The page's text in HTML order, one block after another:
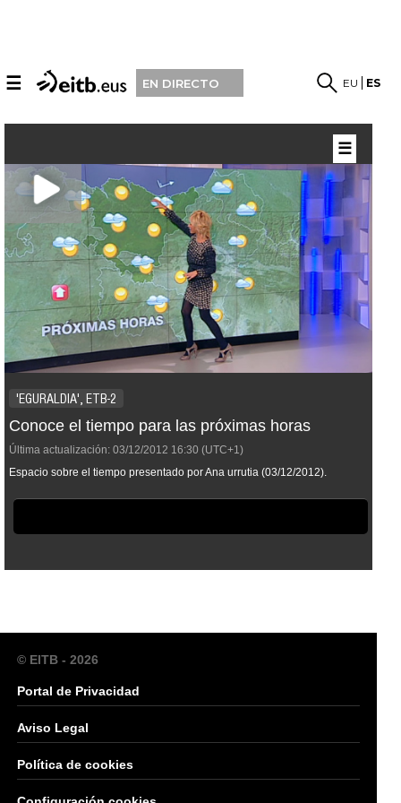
☰ EN DIRECTO EU ES
'EGURALDIA', ETB-2
Conoce el tiempo para las próximas horas
Última actualización: 03/12/2012 16:30 (UTC+1)
Espacio sobre el tiempo presentado por Ana urrutia (03/12/2012).
☰
© EITB - 2026
Portal de Privacidad
Aviso Legal
Política de cookies